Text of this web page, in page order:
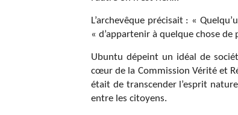
L’archevêque précisait : «
« d’appartenir à quelque chose de
Ubuntu dépeint un idéal de
cœur de la Commission Vérité et
était de transcender l’esprit
entre les citoyens.